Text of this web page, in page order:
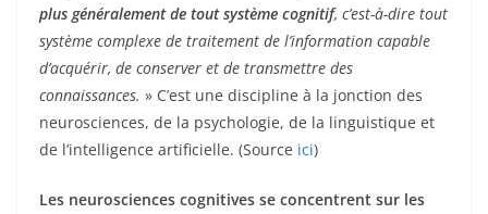
plus généralement de tout système cognitif, c’est-à-dire tout
système complexe de traitement de l’information capable
d’acquérir, de conserver et de transmettre des
connaissances. » C’est une discipline à la jonction des
neurosciences, de la psychologie, de la linguistique et
de l’intelligence artificielle. (Source ici)
Les neurosciences cognitives se concentrent sur les